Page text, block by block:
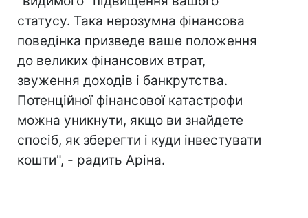
статусу. Така нерозумна фінансова
поведінка призведе ваше положення
до великих фінансових втрат,
звуження доходів і банкрутства.
Потенційної фінансової катастрофи
можна уникнути, якщо ви знайдете
спосіб, як зберегти і куди інвестувати
кошти", - радить Аріна.